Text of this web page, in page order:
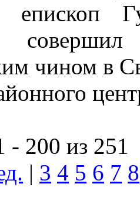
епископ
чином в
- 200 из 251
| 3 4 5 6 7 8